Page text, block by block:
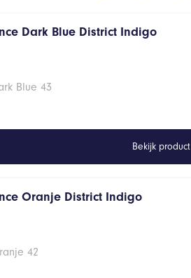
Dark Blue District Indigo
Blue 43
Bekijk product
Oranje District Indigo
42